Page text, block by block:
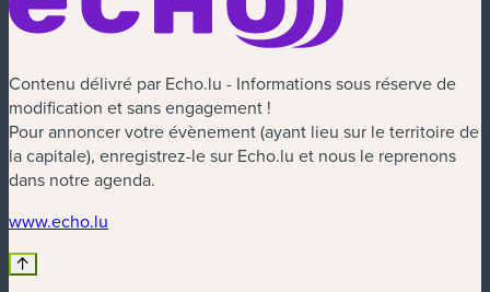
Contenu délivré par Echo.lu - Informations sous réserve de
modification et sans engagement !
Pour annoncer votre évènement (ayant lieu sur le territoire de
la capitale), enregistrez-le sur Echo.lu et nous le reprenons
dans notre agenda.
www.echo.lu